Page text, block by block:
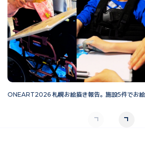
ONEART2026 札幌お絵描き報告。施設5件でお絵